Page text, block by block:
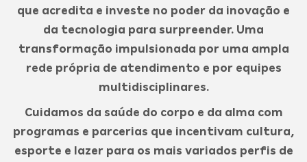
que acredita e investe no poder da inovação e
da tecnologia para surpreender. Uma
transformação impulsionada por uma ampla
rede própria de atendimento e por equipes
multidisciplinares.
Cuidamos da saúde do corpo e da alma com
programas e parcerias que incentivam cultura,
esporte e lazer para os mais variados perfis de